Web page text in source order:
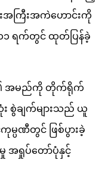
အကြီးအကဲဟောင်းကို
၁ ရက်တွင် ထုတ်ပြန်ခဲ့
၏ အမည်ကို တိုက်ရိုက်
း စွဲချက်များသည် ယူ
ကုမ္ပဏီတွင် ဖြစ်ပွားခဲ့
အရှုပ်တော်ပုံနှင့်